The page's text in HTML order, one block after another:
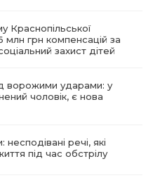
Краснопільської
млн грн компенсацій за
захист дітей
ворожими ударами: у
чоловік, є нова
речі, які
під час обстрілу